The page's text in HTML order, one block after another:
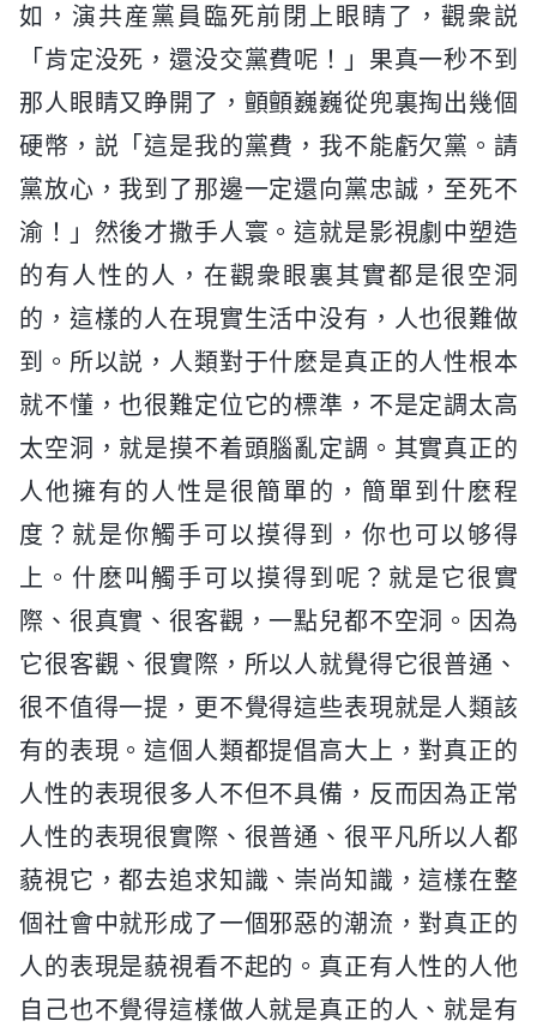
如，演共産黨員臨死前閉上眼睛了，觀衆説
「肯定没死，還没交黨費呢！」果真一秒不到
那人眼睛又睁開了，顫顫巍巍從兜裏掏出幾個
硬幣，説「這是我的黨費，我不能虧欠黨。請
黨放心，我到了那邊一定還向黨忠誠，至死不
渝！」然後才撒手人寰。這就是影視劇中塑造
的有人性的人，在觀衆眼裏其實都是很空洞
的，這樣的人在現實生活中没有，人也很難做
到。所以説，人類對于什麽是真正的人性根本
就不懂，也很難定位它的標準，不是定調太高
太空洞，就是摸不着頭腦亂定調。其實真正的
人他擁有的人性是很簡單的，簡單到什麽程
度？就是你觸手可以摸得到，你也可以够得
上。什麽叫觸手可以摸得到呢？就是它很實
際、很真實、很客觀，一點兒都不空洞。因為
它很客觀、很實際，所以人就覺得它很普通、
很不值得一提，更不覺得這些表現就是人類該
有的表現。這個人類都提倡高大上，對真正的
人性的表現很多人不但不具備，反而因為正常
人性的表現很實際、很普通、很平凡所以人都
藐視它，都去追求知識、崇尚知識，這樣在整
個社會中就形成了一個邪惡的潮流，對真正的
人的表現是藐視看不起的。真正有人性的人他
自己也不覺得這樣做人就是真正的人、就是有